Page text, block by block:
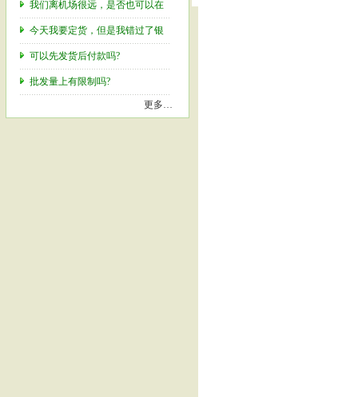
我们离机场很远，是否也可以在
今天我要定货，但是我错过了银
可以先发货后付款吗?
批发量上有限制吗?
更多…